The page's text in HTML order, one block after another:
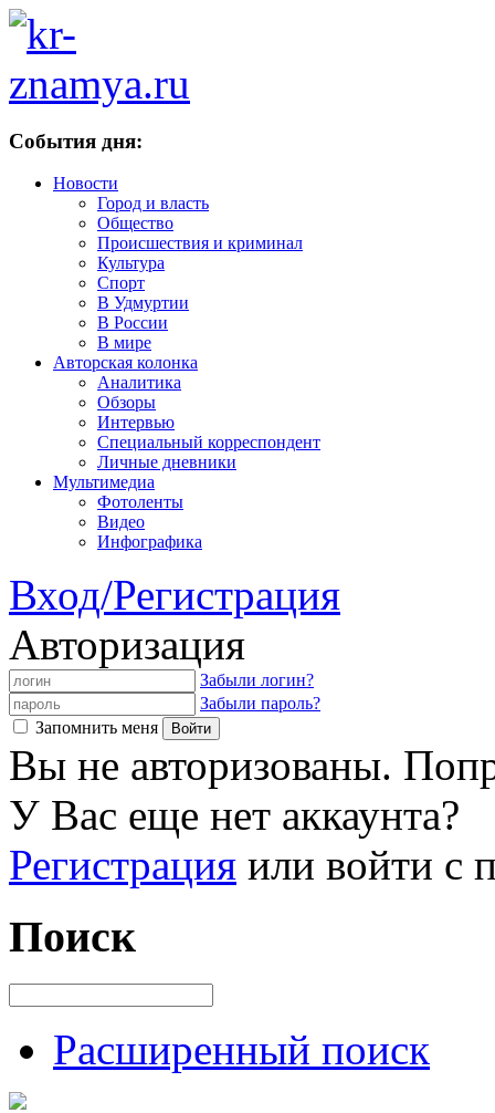
События дня:
Новости
Город и власть
Общество
Происшествия и криминал
Культура
Спорт
В Удмуртии
В России
В мире
Авторская колонка
Аналитика
Обзоры
Интервью
Специальный корреспондент
Личные дневники
Мультимедиа
Фотоленты
Видео
Инфографика
Вход/Регистрация
Авторизация
Забыли логин?
Забыли пароль?
Запомнить меня
Вы не авторизованы.
У Вас еще нет аккаунта?
Регистрация или войти с
Поиск
Расширенный поиск